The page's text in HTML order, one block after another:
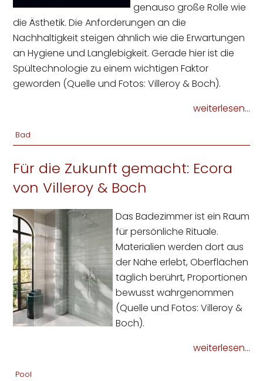
genauso große Rolle wie
die Ästhetik. Die Anforderungen an die
Nachhaltigkeit steigen ähnlich wie die Erwartungen
an Hygiene und Langlebigkeit. Gerade hier ist die
Spültechnologie zu einem wichtigen Faktor
geworden (Quelle und Fotos: Villeroy & Boch).
weiterlesen...
Bad
Für die Zukunft gemacht: Ecora
von Villeroy & Boch
Das Badezimmer ist ein Raum
für persönliche Rituale.
Materialien werden dort aus
der Nähe erlebt, Oberflächen
täglich berührt, Proportionen
bewusst wahrgenommen
(Quelle und Fotos: Villeroy &
Boch).
weiterlesen...
Pool